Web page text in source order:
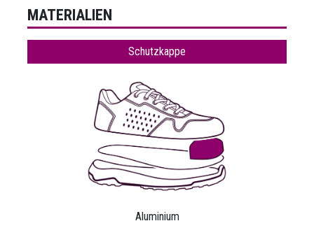
MATERIALIEN
Schutzkappe
Aluminium